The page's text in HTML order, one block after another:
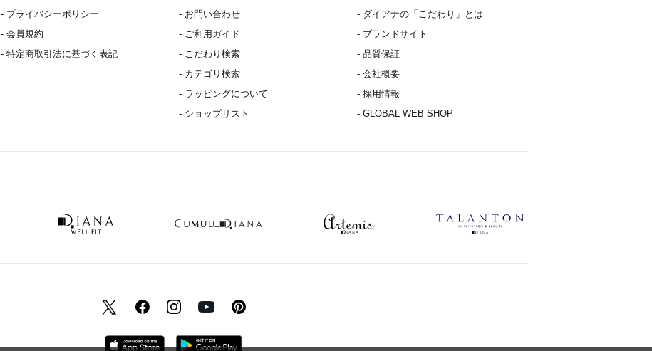
- プライバシーポリシー
- 会員規約
- 特定商取引法に基づく表記
- お問い合わせ
- ご利用ガイド
- こだわり検索
- カテゴリ検索
- ラッピングについて
- ショップリスト
- ダイアナの「こだわり」とは
- ブランドサイト
- 品質保証
- 会社概要
- 採用情報
- GLOBAL WEB SHOP